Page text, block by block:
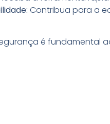
Contribua para a
é fundamental